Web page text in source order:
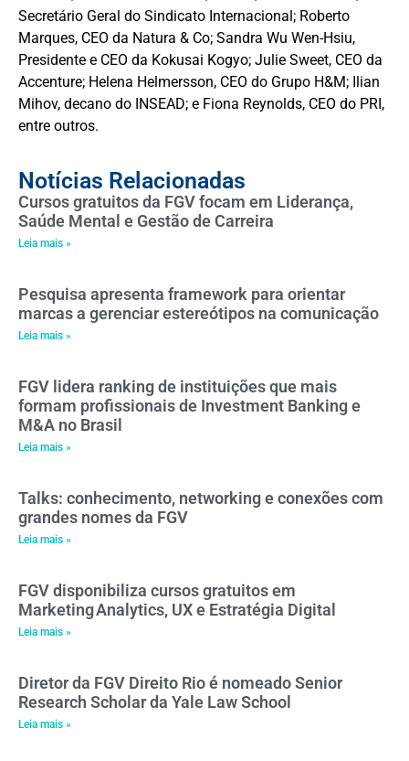
Secretário Geral do Sindicato Internacional; Roberto
Marques, CEO da Natura & Co; Sandra Wu Wen-Hsiu,
Presidente e CEO da Kokusai Kogyo; Julie Sweet, CEO da
Accenture; Helena Helmersson, CEO do Grupo H&M; Ilian
Mihov, decano do INSEAD; e Fiona Reynolds, CEO do PRI,
entre outros.
Notícias Relacionadas
Cursos gratuitos da FGV focam em Liderança,
Saúde Mental e Gestão de Carreira
Leia mais »
Pesquisa apresenta framework para orientar
marcas a gerenciar estereótipos na comunicação
Leia mais »
FGV lidera ranking de instituições que mais
formam profissionais de Investment Banking e
M&A no Brasil
Leia mais »
Talks: conhecimento, networking e conexões com
grandes nomes da FGV
Leia mais »
FGV disponibiliza cursos gratuitos em
Marketing Analytics, UX e Estratégia Digital
Leia mais »
Diretor da FGV Direito Rio é nomeado Senior
Research Scholar da Yale Law School
Leia mais »